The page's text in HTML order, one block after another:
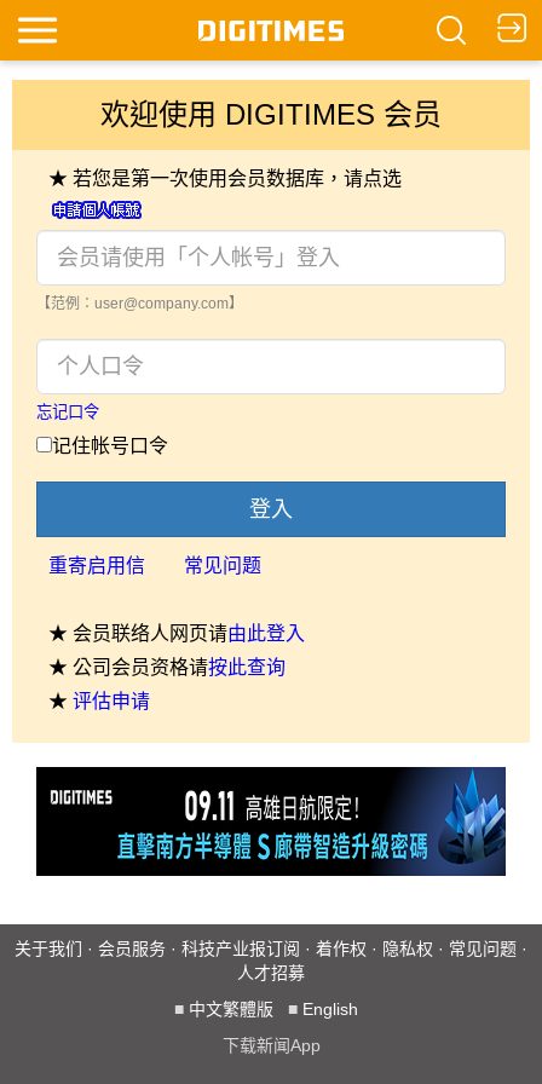
欢迎使用 DIGITIMES 会员
★ 若您是第一次使用会员数据库，请点选
【范例：user@company.com】
忘记口令
记住帐号口令
登入
重寄启用信 常见问题
★ 会员联络人网页请由此登入
★ 公司会员资格请按此查询
★ 评估申请
关于我们 · 会员服务 · 科技产业报订阅 · 着作权 · 隐私权 · 常见问题 ·
人才招募
■ 中文繁體版 ■ English
下载新闻App